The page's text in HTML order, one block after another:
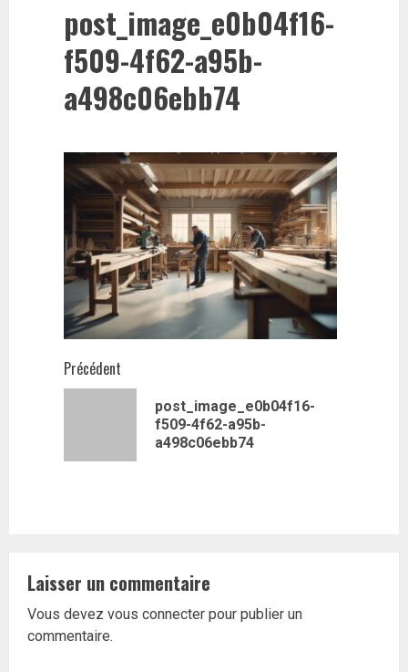
post_image_e0b04f16-
f509-4f62-a95b-
a498c06ebb74
Navigation
d’article
Précédent
post_image_e0b04f16-
f509-4f62-a95b-
a498c06ebb74
Laisser un commentaire
Vous devez vous connecter pour publier un
commentaire.